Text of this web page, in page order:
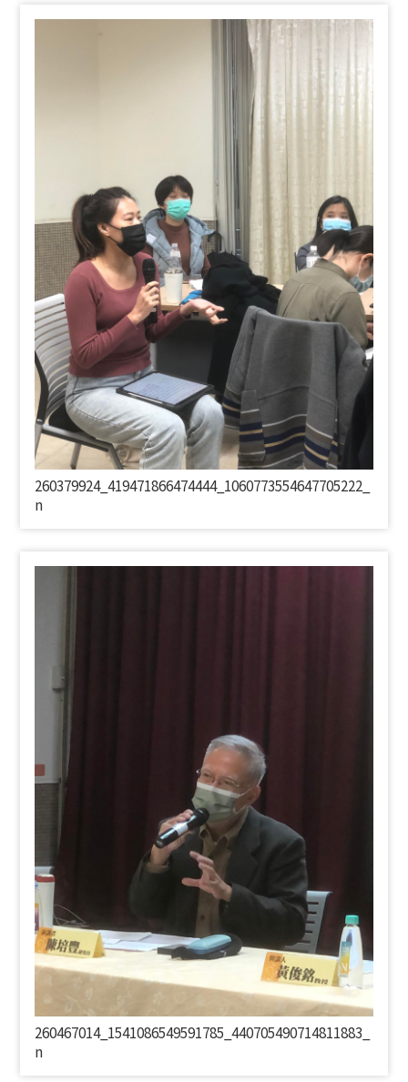
260379924_419471866474444_1060773554647705222_
n
260467014_1541086549591785_440705490714811883_
n